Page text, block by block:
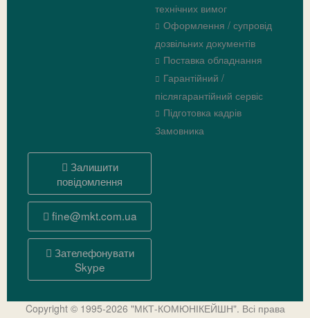
технічних вимог
Оформлення / супровід
дозвільних документів
Поставка обладнання
Гарантійний /
післягарантійний сервіс
Підготовка кадрів
Замовника
Залишити
повідомлення
fine@mkt.com.ua
Зателефонувати
Skype
Copyright © 1995-2026 "МКТ-КОМЮНІКЕЙШН". Всі права